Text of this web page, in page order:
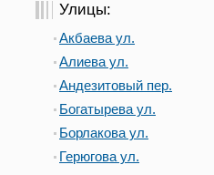
Улицы:
Акбаева ул.
Алиева ул.
Андезитовый пер.
Богатырева ул.
Борлакова ул.
Герюгова ул.